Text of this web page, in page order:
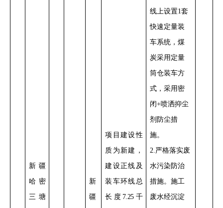
新疆
哈密
三塘
新
疆
项目 建设性
质 为新建，
建设正线及
装车环线总
长度 7.25千
线上设置1套
快速定量装
车系统，煤
炭采用定量
筒仓装车方
式，采用密
闭+喷洒抑尘
剂防尘措
施。
2.严格落实废
水污染防治
措施。施工
废水经沉淀